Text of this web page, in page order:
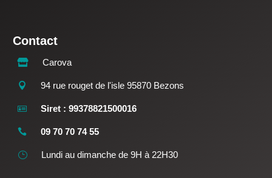
Contact
 Carova
 94 rue rouget de l'isle 95870 Bezons
 Siret : 99378821500016
 09 70 70 74 55
} Lundi au dimanche de 9H à 22H30